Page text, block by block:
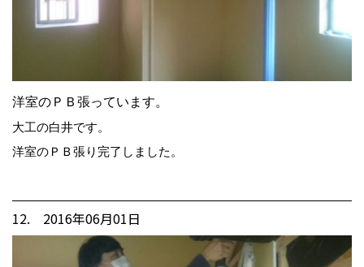
洋室のＰＢ張っています。
大工の白井です。
洋室のＰＢ張り完了しました。
12. 2016年06月01日